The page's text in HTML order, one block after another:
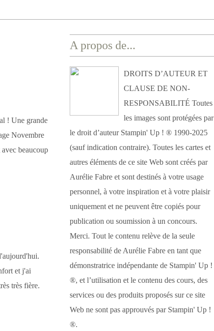
! Une grande
Novembre
beaucoup
et j'ai
très fière.
A propos de...
DROITS D’AUTEUR ET
CLAUSE DE NON-
RESPONSABILITÉ Toutes
les images sont protégées par
le droit d’auteur Stampin' Up ! ® 1990-2025
(sauf indication contraire). Toutes les cartes et
autres éléments de ce site Web sont créés par
Aurélie Fabre et sont destinés à votre usage
personnel, à votre inspiration et à votre plaisir
uniquement et ne peuvent être copiés pour
publication ou soumission à un concours.
Merci. Tout le contenu relève de la seule
responsabilité de Aurélie Fabre en tant que
démonstratrice indépendante de Stampin' Up !
®, et l’utilisation et le contenu des cours, des
services ou des produits proposés sur ce site
Web ne sont pas approuvés par Stampin' Up !
®.